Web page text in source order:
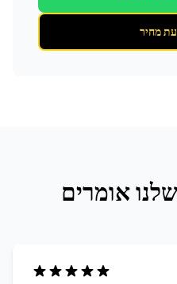
מחיר
אומרים